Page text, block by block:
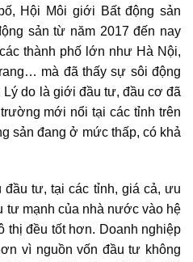
Hội Môi giới Bất động sản
sản từ năm 2017 đến nay
thành phố lớn như Hà Nội,
mà đã thấy sự sôi động
Lý do là giới đầu tư, đầu cơ đã
mới nổi tại các tỉnh trên
sản đang ở mức thấp, có khả
tư, tại các tỉnh, giá cả, ưu
tư mạnh của nhà nước vào hệ
thị đều tốt hơn. Doanh nghiệp
vì nguồn vốn đầu tư không